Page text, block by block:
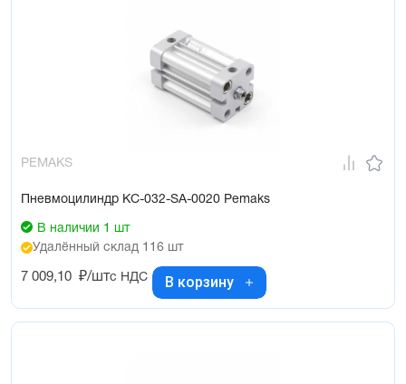
PEMAKS
Пневмоцилиндр KC-032-SA-0020 Pemaks
В наличии 1 шт
Удалённый склад 116 шт
7 009,10 ₽/штс НДС В корзину